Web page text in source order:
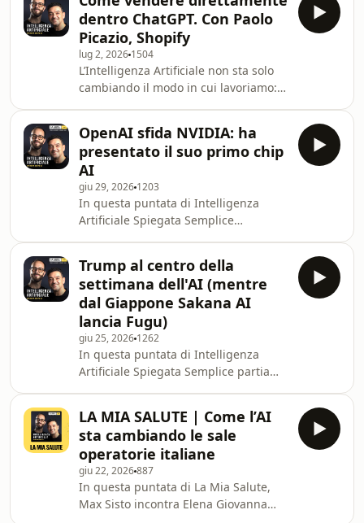
da Meta, pensa
economico: OpenAI avrebbe discusso
la possibilità di destinare il 5% del
proprio capitale al governo degli Stati
Uniti, con l’idea di trasformare una
parte del valore generato dall’AI in un
beneficio economico condiviso con i
cittadini.Parliamo poi dello Human
dentro ChatGPT. Con Paolo
Picazio, Shopify
lug 2, 2026 1504
L’Intelligenza Artificiale non sta solo
cambiando il modo in cui lavoriamo:
questa puntata abbiamo ospitato
Paolo Picazio, Country Manager di
Shopify, per parlare di una
trasformazione destinata a ridefinire
il mondo dell'eCommerce: l'Agentic
Commerce.Scopriremo perché presto
saranno gli agenti AI a cercare
prodotti, confronta
OpenAI sfida NVIDIA: ha
presentato il suo primo chip
AI
giu 29, 2026 1203
In questa puntata di Intelligenza
Artificiale Spiegata Semplice
l'infrastruttura dell'AI. OpenAI ha
presentato Jalapeño, il suo primo chip
sviluppato insieme a Broadcom per
accelerare l'inferenza dei modelli e
ridurre costi e tempi di risposta,
segnando un nuovo passo nella
strategia full-stack
dell'azienda.Parliamo poi della ric
Trump al centro della
settimana dell'AI (mentre
dal Giappone Sakana AI
lancia Fugu)
giu 25, 2026 1262
In questa puntata di Intelligenza
Artificiale Spiegata Semplice partiamo
tecnologica globale: Donald Trump ha
firmato due ordini esecutivi per
accelerare lo sviluppo del quantum
computing negli Stati Uniti,
coinvolgendo colossi come Google e
IBM e stanziando miliardi di dollari
LA MIA SALUTE | Come l’AI
sta cambiando le sale
operatorie italiane
giu 22, 2026887
In questa puntata di La Mia Salute,
Max Sisto incontra Elena Giovanna